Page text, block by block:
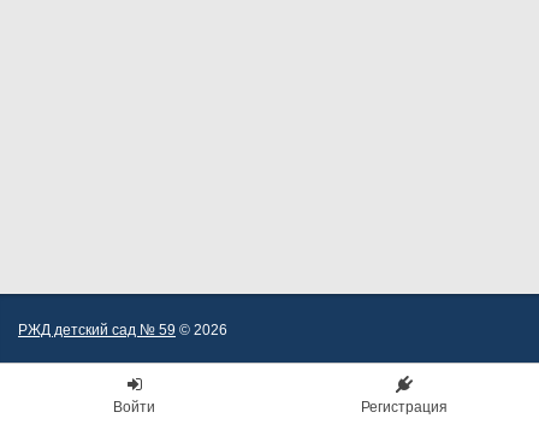
РЖД детский сад № 59 © 2026
Войти Регистрация